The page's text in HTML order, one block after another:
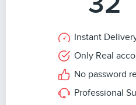
Instant
Only Real
No password
Professional